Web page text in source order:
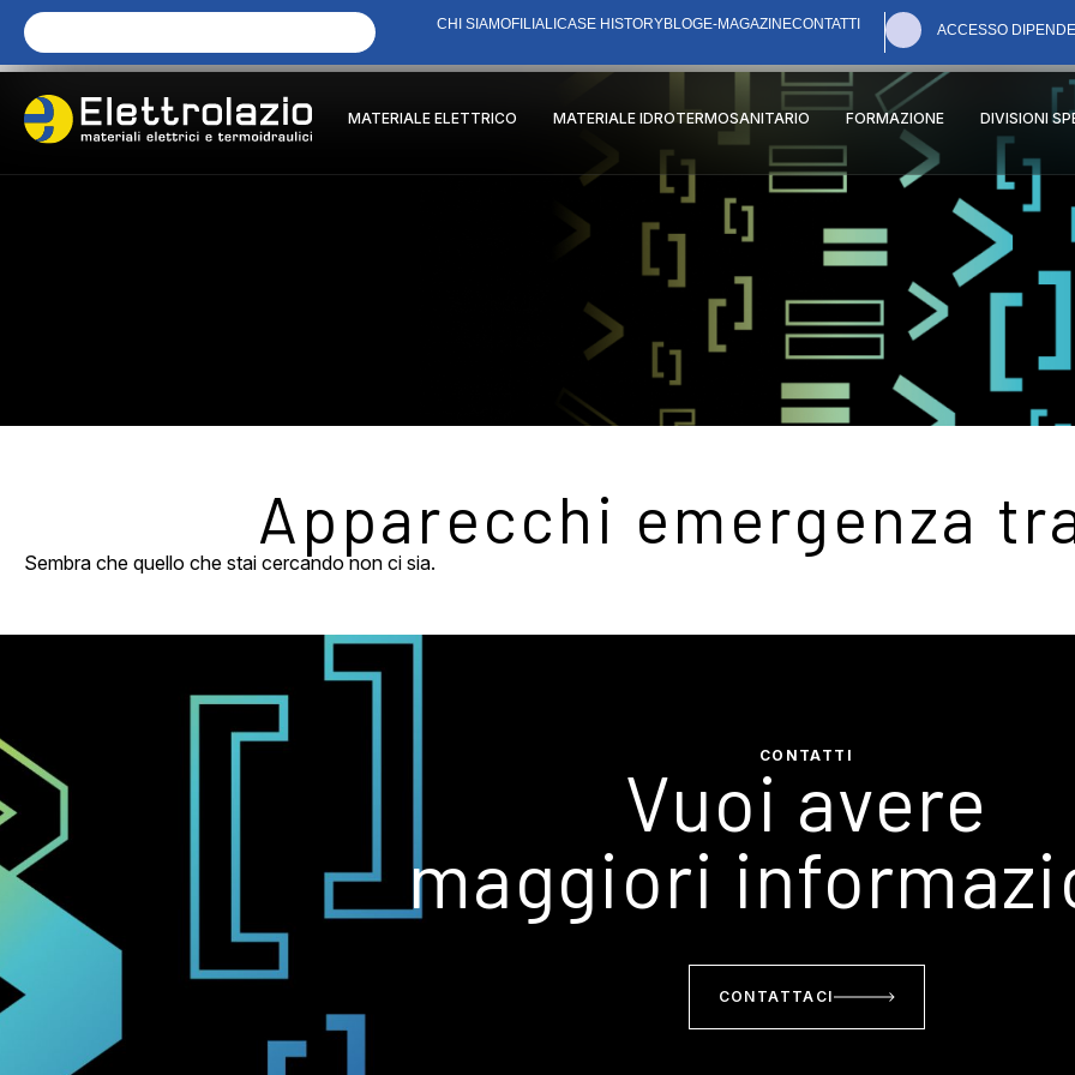
CHI SIAMOFILIALICASE HISTORYBLOGE-MAGAZINECONTATTI ACCESSO
MATERIALE ELETTRICO MATERIALE IDROTERMOSANITARIO FORMAZIONE DIVISIONI
Apparecchi emergenza
Sembra che quello che stai cercando non ci sia.
CONTATTI
Vuoi avere
maggiori
CONTATTACI